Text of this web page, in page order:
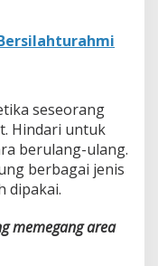
seseorang
Hindari untuk
berulang-ulang.
berbagai jenis
dipakai.
memegang area